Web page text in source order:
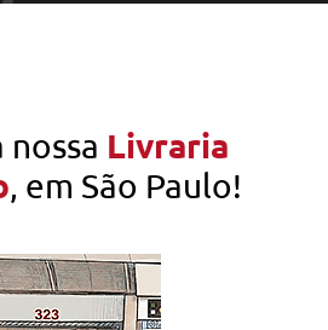
nossa Livraria
, em São Paulo!